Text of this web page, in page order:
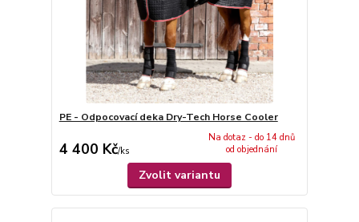
PE - Odpocovací deka Dry-Tech Horse Cooler
4 400 Kč/ks
Na dotaz - do 14 dnů
od objednání
Zvolit variantu